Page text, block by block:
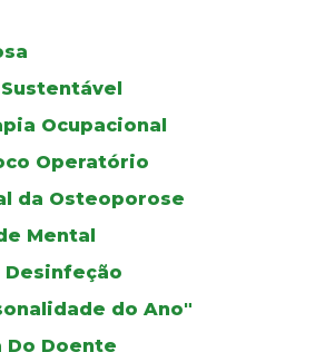
Ocupacional
Operatório
da Osteoporose
Mental
do Ano"
Do Doente